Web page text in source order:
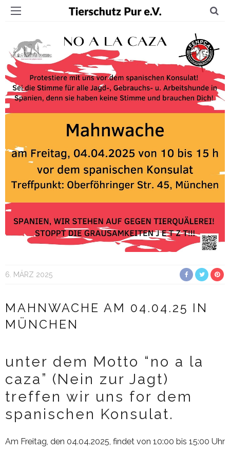
6. MÄRZ 2025
MAHNWACHE AM 04.04.25 IN
MÜNCHEN
unter dem Motto “no a la
caza” (Nein zur Jagt)
treffen wir uns for dem
spanischen Konsulat.
Am Freitag, den 04.04.2025, findet von 10:00 bis 15:00 Uhr